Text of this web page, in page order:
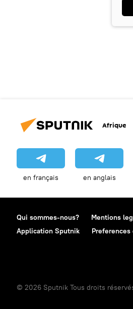
Afrique
en français en anglais
Qui sommes-nous? Mentions
Application Sputnik
© 2026 Sputnik Tous droits